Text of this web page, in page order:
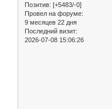
Позитив: [+5483/-0]
Провел на форуме:
9 месяцев 22 дня
Последний визит:
2026-07-08 15:06:26